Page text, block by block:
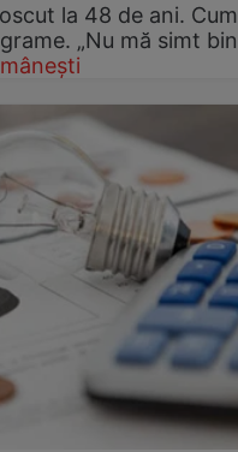
la 48 de ani. Cum
„Nu mă simt